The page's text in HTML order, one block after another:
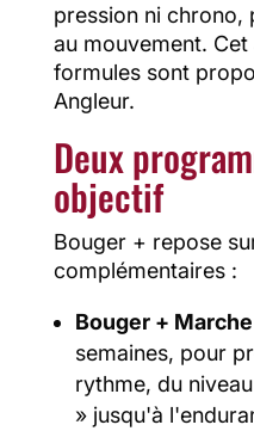
pression ni
au mouvement.
formules sont
Angleur.
Deux
objectif
Bouger + repose
complémentaires :
Bouger +
semaines, pour
rythme, du
» jusqu'à